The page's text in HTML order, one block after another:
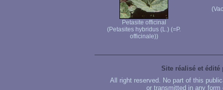
Petasite officinal
(Petasites hybridus (L.) (=P.
officinale))
Site réalisé et édité
All right reserved. No part of this
or transmitted in any